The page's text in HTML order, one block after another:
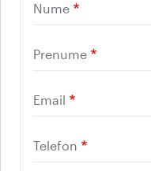
Nume
Prenume
Email
Telefon
CONTACT
REGINA MARIA